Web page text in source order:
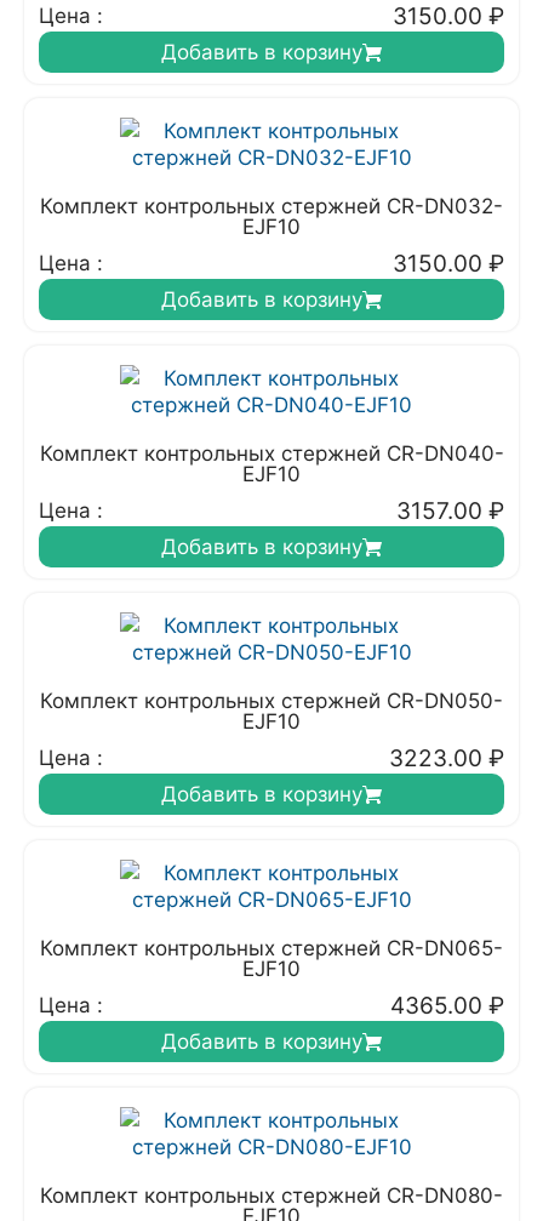
Цена :
3150.00 ₽
Добавить в корзину
Комплект контрольных стержней CR-DN032-
EJF10
Цена :
3150.00 ₽
Добавить в корзину
Комплект контрольных стержней CR-DN040-
EJF10
Цена :
3157.00 ₽
Добавить в корзину
Комплект контрольных стержней CR-DN050-
EJF10
Цена :
3223.00 ₽
Добавить в корзину
Комплект контрольных стержней CR-DN065-
EJF10
Цена :
4365.00 ₽
Добавить в корзину
Комплект контрольных стержней CR-DN080-
EJF10